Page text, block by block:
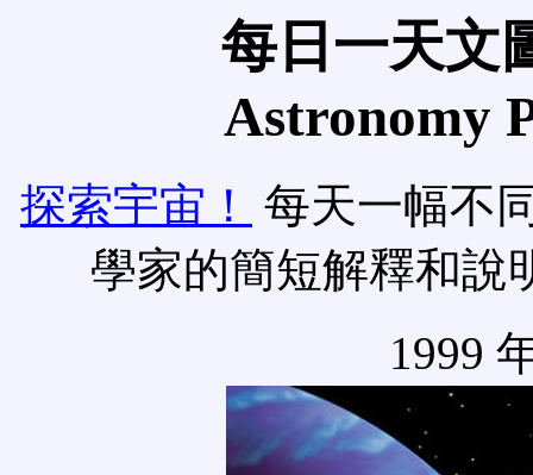
每日一天文
Astronomy
探索宇宙！
每天一幅不
學家的簡短解釋和說
1999